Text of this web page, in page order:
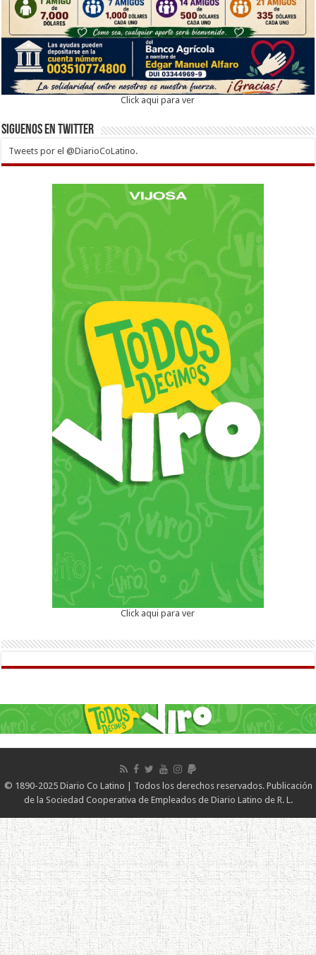
Click aqui para ver
Siguenos en twitter
Tweets por el @DiarioCoLatino.
Click aqui para ver
© 1890-2025 Diario Co Latino | Todos los derechos reservados. Publicación
de la Sociedad Cooperativa de Empleados de Diario Latino de R. L.